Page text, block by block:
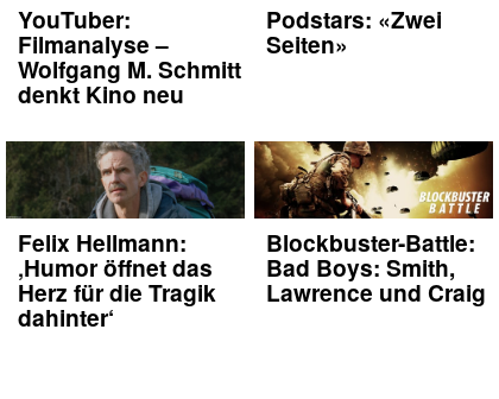
YouTuber:
Filmanalyse –
Wolfgang M. Schmitt
denkt Kino neu
Podstars: «Zwei
Seiten»
Felix Hellmann:
‚Humor öffnet das
Herz für die Tragik
dahinter‘
Blockbuster-Battle:
Bad Boys: Smith,
Lawrence und Craig